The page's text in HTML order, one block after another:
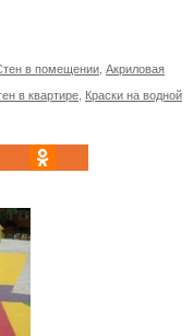
в помещении, Акриловая
в квартире, Краски на водной